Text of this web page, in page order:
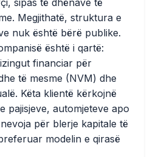
sipas të dhënave të
Megjithatë, struktura e
nuk është bërë publike.
është i qartë:
financiar për
të mesme (NVM) dhe
. Këta klientë kërkojnë
pajisjeve, automjeteve apo
për blerje kapitale të
modelin e qirasë